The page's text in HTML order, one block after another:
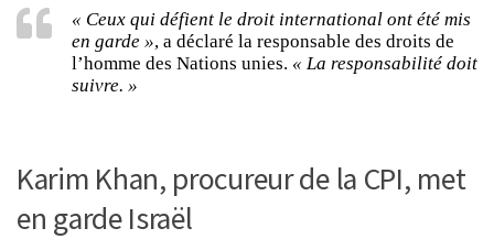
« Ceux qui défient le droit international ont été mis
en garde », a déclaré la responsable des droits de
l’homme des Nations unies. « La responsabilité doit
suivre. »
Karim Khan, procureur de la CPI, met
en garde Israël